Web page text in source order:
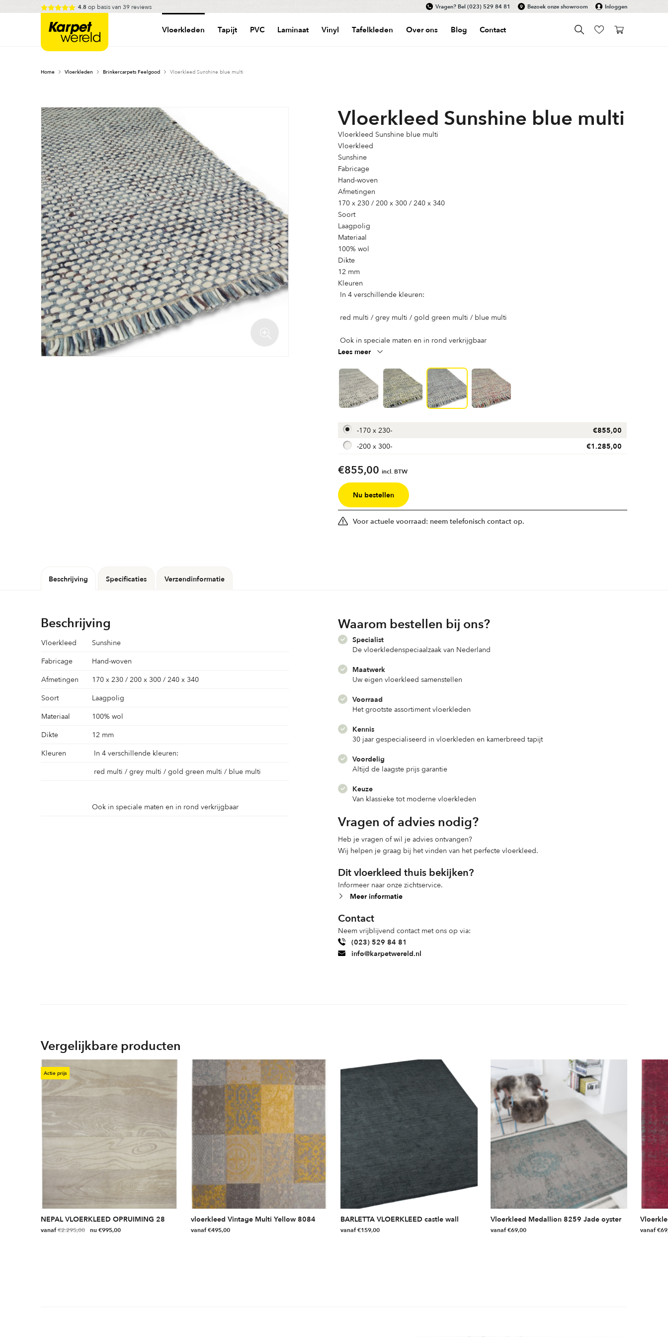
to
4.8 op basis van 39 reviews Vragen? Bel(023) 529 84 81 Bezoek onze showroom Inloggen
Karpetwereld Vloerkleden Tapijt PVC Laminaat Vinyl Tafelkleden Over ons Blog Contact
Home Vloerkleden Brinkercarpets Feelgood Vloerkleed Sunshine blue multi
Vloerkleed Sunshine blue multi
Vloerkleed Sunshine blue multi
Vloerkleed
Sunshine
Fabricage
Hand-woven
Afmetingen
170 x 230 / 200 x 300 / 240 x 340
Soort
Laagpolig
Materiaal
100% wol
Dikte
12 mm
Kleuren
In 4 verschillende kleuren:
red multi / grey multi / gold green multi / blue multi
Ook in speciale maten en in rond verkrijgbaar
Lees meer
-170 x 230- €855,00
-200 x 300- €1.285,00
€855,00 incl. BTW
Nu bestellen
Voor actuele voorraad: neem telefonisch contact op.
Beschrijving Specificaties Verzendinformatie
Beschrijving
Vloerkleed
Sunshine
Fabricage
Hand-woven
Afmetingen
170 x 230 / 200 x 300 / 240 x 340
Soort
Laagpolig
Materiaal
100% wol
Dikte
12 mm
Kleuren
In 4 verschillende kleuren:
red multi / grey multi / gold green multi / blue multi
Ook in speciale maten en in rond verkrijgbaar
Waarom bestellen bij ons?
Specialist
De vloerkledenspeciaalzaak van Nederland
Maatwerk
Uw eigen vloerkleed samenstellen
Voorraad
Het grootste assortiment vloerkleden
Kennis
30 jaar gespecialiseerd in vloerkleden en kamerbreed tapijt
Voordelig
Altijd de laagste prijs garantie
Keuze
Van klassieke tot moderne vloerkleden
Vragen of advies nodig?
Heb je vragen of wil je advies ontvangen?
Wij helpen je graag bij het vinden van het perfecte vloerkleed.
Dit vloerkleed thuis bekijken?
Informeer naar onze zichtservice.
Meer informatie
Contact
Neem vrijblijvend contact met ons op via:
(023) 529 84 81
info@karpetwereld.nl
Vergelijkbare producten
Actie prijs
NEPAL VLOERKLEED OPRUIMING 28
vanaf€2.295,00 €995,00
vloerkleed Vintage Multi Yellow 8084
vanaf€495,00
BARLETTA VLOERKLEED castle wall
vanaf€159,00
Vloerkleed Medallion 8259 Jade oyster
vanaf€69,00 vanaf€